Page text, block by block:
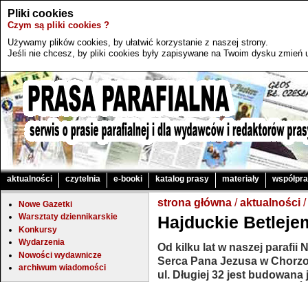
Pliki cookies
Czym są pliki cookies ?
Używamy plików cookies, by ułatwić korzystanie z naszej strony.
Jeśli nie chcesz, by pliki cookies były zapisywane na Twoim dysku zmień
aktualności czytelnia e-booki katalog prasy materiały
Nowe Gazetki
Warsztaty dziennikarskie
Konkursy
Wydarzenia
Nowości wydawnicze
archiwum wiadomości
strona główna /aktualności /
Hajduckie
Od kilku lat w naszej parafii
Serca Pana Jezusa w
ul. Długiej 32 jest budowana